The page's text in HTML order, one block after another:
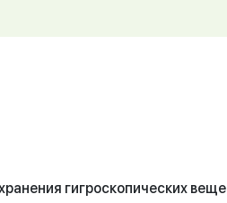
гигроскопических